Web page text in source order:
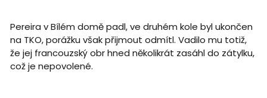
Pereira v Bílém domě padl, ve druhém kole byl ukončen
na TKO, porážku však přijmout odmítl. Vadilo mu totiž,
že jej francouzský obr hned několikrát zasáhl do zátylku,
což je nepovolené.